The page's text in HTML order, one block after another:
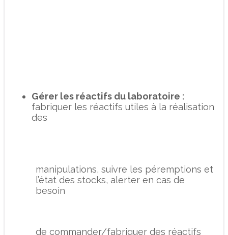
Gérer les réactifs du laboratoire :
fabriquer les réactifs utiles à la réalisation
des
manipulations, suivre les péremptions et
l’état des stocks, alerter en cas de
besoin
de commander/fabriquer des réactifs